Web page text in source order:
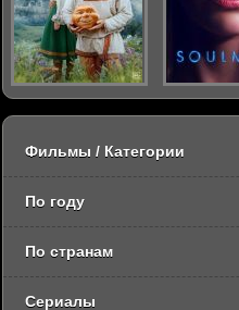
Фильмы / Категории
По году
По странам
Сериалы